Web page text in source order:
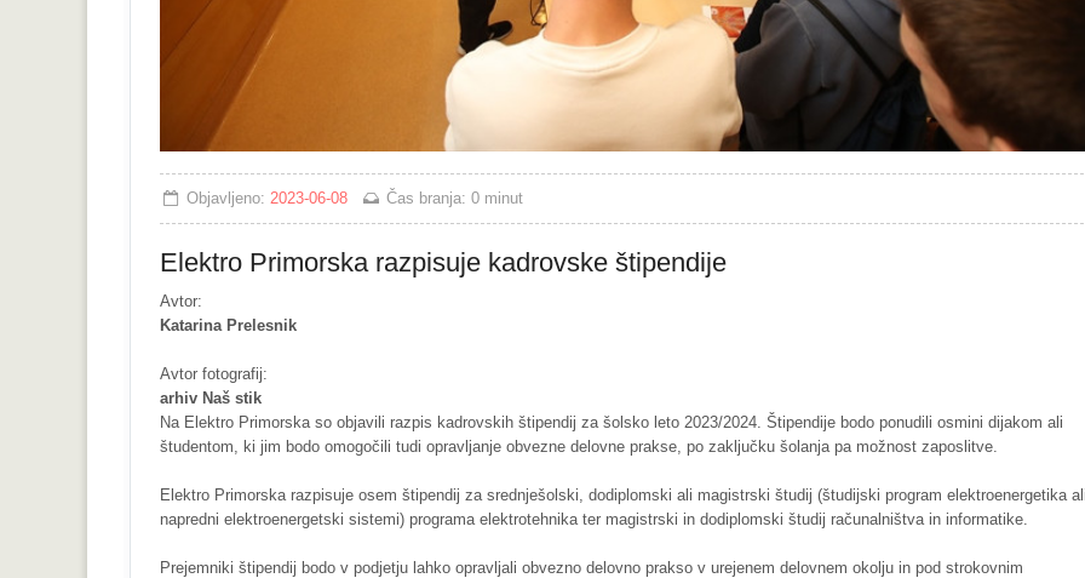
Objavljeno:2023-06-08 Čas branja:0 minut
Elektro Primorska razpisuje kadrovske štipendije
Avtor:
Katarina Prelesnik
Avtor fotografij:
arhiv Naš stik
Na Elektro Primorska so objavili razpis kadrovskih štipendij za šolsko leto 2023/2024. Štipendije bodo ponudili osmini dijakom ali
študentom, ki jim bodo omogočili tudi opravljanje obvezne delovne prakse, po zaključku šolanja pa možnost zaposlitve.
Elektro Primorska razpisuje osem štipendij za srednješolski, dodiplomski ali magistrski študij (študijski program elektroenergetika
napredni elektroenergetski sistemi) programa elektrotehnika ter magistrski in dodiplomski študij računalništva in informatike.
Prejemniki štipendij bodo v podjetju lahko opravljali obvezno delovno prakso v urejenem delovnem okolju in pod strokovnim